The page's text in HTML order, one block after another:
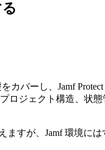
カバーし、Jamf
ロジェクト構造、状
すが、Jamf 環境に